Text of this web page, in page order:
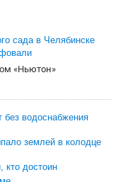
сада в Челябинске
«Ньютон»
без водоснабжения
землей в колодце
кто достоин